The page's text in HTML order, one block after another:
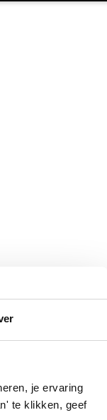
je ervaring
te klikken, geef